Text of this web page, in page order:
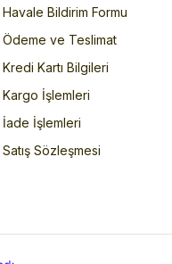
Havale Bildirim Formu
Ödeme ve Teslimat
Kredi Kartı Bilgileri
Kargo İşlemleri
İade İşlemleri
Satış Sözleşmesi